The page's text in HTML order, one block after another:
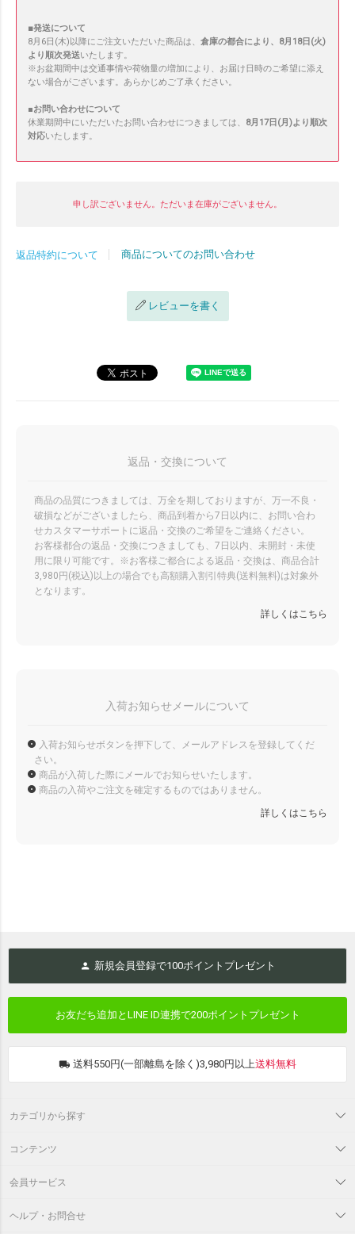
■発送について
8月6日(木)以降にご注文いただいた商品は、 倉庫の都合により、8月18日(火)
より順次発送いたします。
※お盆期間中は交通事情や荷物量の増加により、お届け日時のご希望に添え
ない場合がございます。あらかじめご了承ください。
■お問い合わせについて
休業期間中にいただいたお問い合わせにつきましては、 8月17日(月)より順次
対応いたします。
申し訳ございません。ただいま在庫がございません。
返品特約について 商品についてのお問い合わせ
レビューを書く
返品・交換について
商品の品質につきましては、万全を期しておりますが、万一不良・
破損などがございましたら、商品到着から7日以内に、お問い合わ
せカスタマーサポートに返品・交換のご希望をご連絡ください。
お客様都合の返品・交換につきましても、7日以内、未開封・未使
用に限り可能です。※お客様ご都合による返品・交換は、商品合計
3,980円(税込)以上の場合でも高額購入割引特典(送料無料)は対象外
となります。
詳しくはこちら
入荷お知らせメールについて
入荷お知らせボタンを押下して、メールアドレスを登録してくだ
さい。
商品が入荷した際にメールでお知らせいたします。
商品の入荷やご注文を確定するものではありません。
詳しくはこちら
新規会員登録で100ポイントプレゼント
お友だち追加とLINE ID連携で200ポイントプレゼント
送料550円(一部離島を除く)3,980円以上送料無料
カテゴリから探す
コンテンツ
会員サービス
ヘルプ・お問合せ